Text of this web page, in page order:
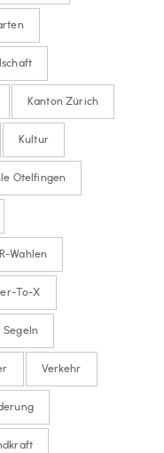
Kanton Zürich
Kultur
Otelfingen
Wahlen
To-X
Segeln
Verkehr